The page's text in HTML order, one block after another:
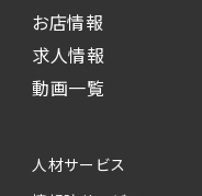
お店情報
求人情報
動画一覧
人材サービス